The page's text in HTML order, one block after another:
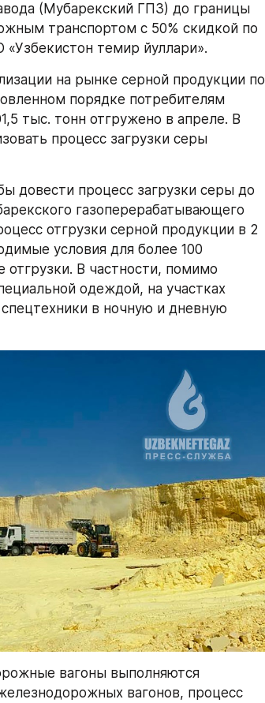
(Мубарекский ГПЗ) до границы
транспортом с 50% скидкой по
темир йуллари».
на рынке серной продукции по
порядке потребителям
тыс. тонн отгружено в апреле. В
процесс загрузки серы
довести процесс загрузки серы до
газоперерабатывающего
отгрузки серной продукции в 2
условия для более 100
отгрузки. В частности, помимо
одеждой, на участках
в ночную и дневную
вагоны выполняются
вагонов, процесс